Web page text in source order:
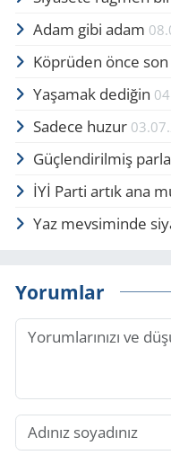
Adam gibi adam
Köprüden önce son
Yaşamak dediğin
Sadece huzur
Güçlendirilmiş
İYİ Parti artık ana
Yaz mevsiminde
Yorumlar